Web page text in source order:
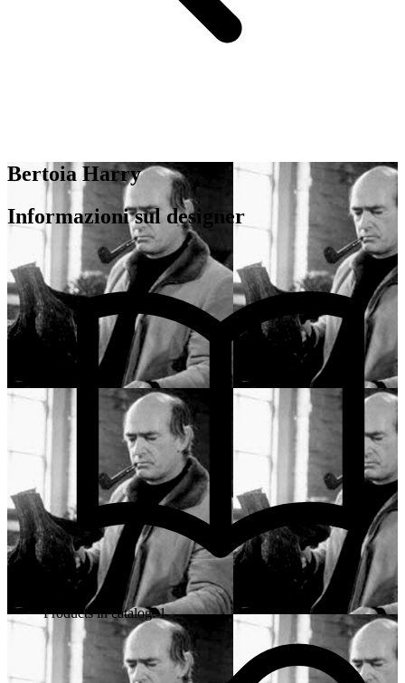
Bertoia Harry
Informazioni sul designer
Products in catalog: 1